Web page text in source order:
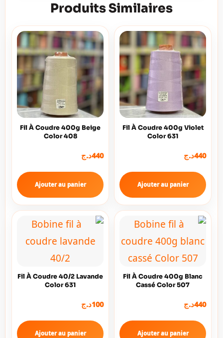
Produits Similaires
Fil À Coudre 400g Violet
Color 631
440د.ج
Ajouter au panier
Fil À Coudre 400g Beige
Color 408
440د.ج
Ajouter au panier
Fil À Coudre 400g Blanc
Cassé Color 507
440د.ج
Ajouter au panier
Fil À Coudre 40/2 Lavande
Color 631
100د.ج
Ajouter au panier